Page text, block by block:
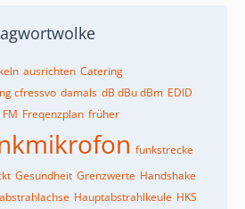
ausrichten Catering
cfressvo damals dB dBu dBm EDID
FM Freqenzplan früher
funkstrecke
Gesundheit Grenzwerte Handshake
Hauptabstrahlkeule HKS